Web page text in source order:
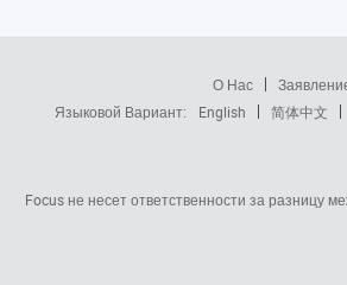
О Нас
Языковой Вариант:
English 简体中文
Focus не несет ответственности за разницу